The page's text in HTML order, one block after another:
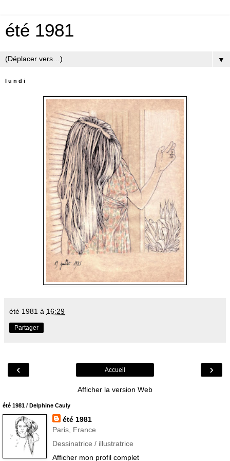
été 1981
▼
lundi
été 1981 à 16:29
Partager
‹ ›
Accueil
Afficher la version Web
été 1981 / Delphine Cauly
été 1981
Paris, France
Dessinatrice / illustratrice
Afficher mon profil complet